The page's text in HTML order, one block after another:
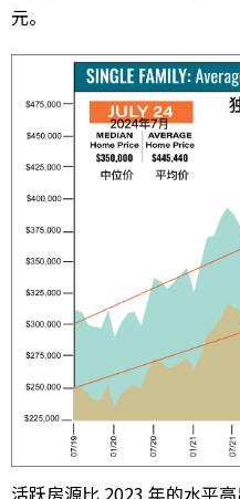
元。
活跃房源比 2023 年的水平